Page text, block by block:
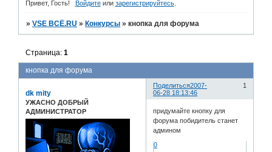
Привет, Гость! Войдитеили зарегистрируйтесь.
»VSE ВСЁ.RU » Конкурсы »кнопка для форума
кнопка для форума
Страница:1
Поделиться 1
2007-
06-28 18:13:46
dk mity
УЖАСНО ДОБРЫЙ
АДМИНИСТРАТОР
придумайте кнопку для
форума побидитель станет
админом
0